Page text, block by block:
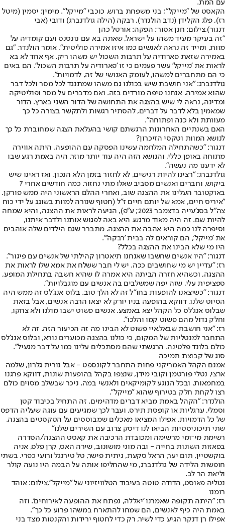
עם המת.
הקאסט של "מייקל"; בני משפחת ברוש, כוכבי "מייקל". מימין: יסמין (מיטל
רז), פלג הקלידן (נדב הולנדר), רבקה (הילה גולדנברג) ודובי (אבי
דנגור),צילום: חנן אסור; הפקה: אורטל כהן
"זה בעיקר מעיד משהו על ישראל, שאתה בא עם נונסנס ועם קומדיה על
מוות, ומייד זה נראה לאנשים כמו איזו אמירה פוליטית", אומר הולנדר. "גם
באמירה שזאת פארודיה על תרבות השכול יש משהו ריק. אף אחד לא בא
לראות את 'מייקל' עשר פעמים כי זו 'פארודיה על תרבות השכול'. הם באים
כי הם מתחברים למשהו, לעומק האנושי של זה, לדמויות".
גולדנברג: "אני חושבת שיש בכולנו גם משהו שמתנגד לכל מסר ולכל דבר
שהוא אמירה. אנחנו טיפה מורדים בזה. ואם מדברים על מסר ופוליטיקה
ומדינה, נראה לי שיש בהצגה את התחושה של הדור השני בארץ. הדור
שמאמין בלא לדבר על דברים, להסתיר רגשות ולתקשר בצורה כל כך
מעוותת ולא כנה ופתוחה".
האם בשנתיים האחרונות הרגשתם קושי בהעלאת הצגה שמחוברת כל כך
לנושא המוות וטקסי הזיכרון?
דנגור: "כשהתחילה המלחמה עשינו הפסקה עם ההופעה. היתה אווירה
מתוחה באופן כללי, והנושא הזה היה עוד יותר מוזר. היה באמת רגע שבו
לא ידענו מה נעשה".
גולדנברג: "רצינו להיות רגישים, לא לחזור בזמן הלא הנכון. ואז ראינו שיש
ביקוש, וחברים ואנשים מסביב שאלו מתי נחזור. כמה חודשים אחרי 7
באוקטובר העלינו את ההצגה שוב, ואחרי ההלם הראשוני היה ממש פורקן.
"איריס חיים, אמא של יותם חיים ז"ל (חטוף שנורה למוות בשוגג על ידי כוח
צה"ל בסג'עייה בדצמבר 2023; ע"פ), הגיעה לראות את ההצגה, והיא שמחה
להיות שם. זה היה מאוד מרגש. היא באה לפגוש אותנו ולדבר איתנו,
וסיפרה לנו כמה היא אהבה את ההצגה. מתברר שגם הילדים שלה אוהבים
את 'מייקל', הם קוראים לה בבית 'רבקה'".
היו מי שלא הבינו את ההצגה בכלל?
דנגור: "היו אנשים שחשבו שאנחנו תיאטרון קהילתי של אנשים עם פיגור".
רז: "עדיין יש מי שחושבים ככה. יש לי חבר ששלח את אמא שלו לראות את
ההצגה, וכשהיא חזרה הביתה היא אמרה לו שהיא חשבה בתחילת המופע,
ספציפית עלי, שזה יפה שמשלבים בה אנשים עם מוגבלויות".
דנגור: "כשיצאנו להופעות בחו"ל זה לא הלך טוב. בלוס אנג'לס זה ממש היה
הסיוט שלנו. דווקא בהופעה בניו יורק לא יצאו הרבה אנשים, אבל בזאת
שבלוס אנג'לס כל הקהל יצא באמצע. אנשים פשוט ישבו מולנו ולא צחקו,
וחלק גדול מהם פשוט קמו והלכו".
רז: "אני חושבת שבאל.איי פשוט לא הבינו מה זה הכיעור הזה. זה לא
התחבר למנטליות של המקום, כי כולנו בהצגה מכוערים נורא, ובלוס אנג'לס
כולם בלונד פלטינה. הרגשתי שהם מסתכלים עלינו כמו על דבר מגעיל".
סוג של קבוצת תמיכה
אמנם הקהל האמריקני פחות התחבר לקונספט - אבל נורית גלרון, שלמה
ארצי, נטלי פורטמן וקובי מידן, שנצפו בקהל בהופעות שונות, דווקא פרגנו
במחמאות. ובכל הנוגע לקומיקאים ולאנשי במה, ניכר שבשלב מסוים כולם
רצו לקחת חלק בטירוף שהוא "מייקל".
הולנדר: "הקהל באמת מביא דברים מדהימים. זה התחיל בכיבוד קטן
וסמלי, ערגליות או קופסת תירס, ועבר לכך שמגיעים עם עוגה שעליה הדפס
של כל הדמויות. אפילו המציאו מאכלים שמבוססים על הטקסטים בהצגה.
שתי תיכוניסטיות הביאו לנו דיסק צרוב עם השירים שלנו"
רשימת מי־ומי מרשימה ומכובדת הרכיבה את קאסט ההצגה/הסדרה
בפאזות השונות בחייה - ובה מוני מושונוב, שירה האס, קרן פלס, אניה
בוקשטיין, תום יער, הראל סקעת, גיתית פישר, טל טירנגל ורועי כפרי. בשתי
חופשות הלידה של גולדנברג, מי שהחליפו אותה על הבמה היו נועה קולר
וליאת הר לב.
נטליה פאוסט, הדודה טוטה בעיבוד הטלוויזיוני של "מייקל",צילום: אוהד
רומנו
רז: "היתה תקופה שאמרנו 'יאללה, נפתח את ההופעה לאירוחים'. וזה
באמת היה כיף לאנשים, הם שמחו להתארח במשהו פרוע כל כך".
אפילו רן דנקר הגיע כדי לשיר, רק כדי לחטוף ירידות והקנטות מצד בני